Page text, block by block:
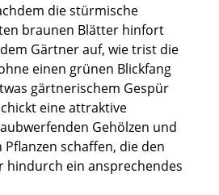
die stürmische
braunen Blätter hinfort
Gärtner auf, wie trist die
einen grünen Blickfang
gärtnerischem Gespür
eine attraktive
Gehölzen und
schaffen, die den
hindurch ein ansprechendes